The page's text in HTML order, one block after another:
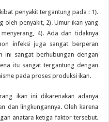
penyakit tergantung pada : 1).
oleh penyakit, 2). Umur ikan yang
4). Ada dan tidaknya
infeksi juga sangat berperan
ini sangat berhubungan dengan
itu sangat tergantung dengan
pada proses produksi ikan.
ikan ini dikarenakan adanya
dan lingkungannya. Oleh karena
anatara ketiga faktor tersebut.